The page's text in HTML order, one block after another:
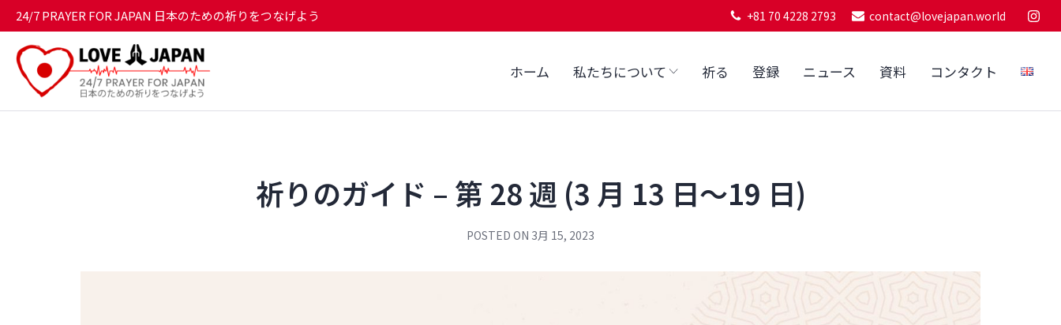
24/7 PRAYER FOR JAPAN 日本のための祈りをつなげよう +81 70 4228 2793 contact@lovejapan.world
ホーム 私たちについて 祈る 登録 ニュース 資料 コンタクト
祈りのガイド – 第 28 週 (3 月 13 日～19 日)
POSTED ON 3月 15, 2023